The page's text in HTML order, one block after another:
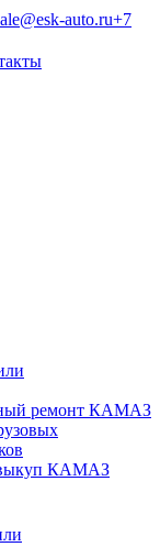
auto.ru+7
ремонт КАМАЗ